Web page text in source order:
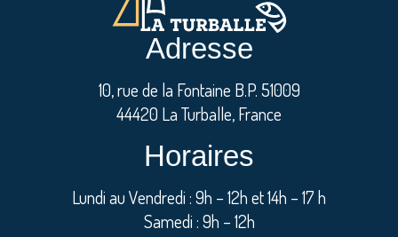
Adresse
10, rue de la Fontaine B.P. 51009
44420 La Turballe, France
Horaires
Lundi au Vendredi : 9h – 12h et 14h – 17 h
Samedi : 9h – 12h